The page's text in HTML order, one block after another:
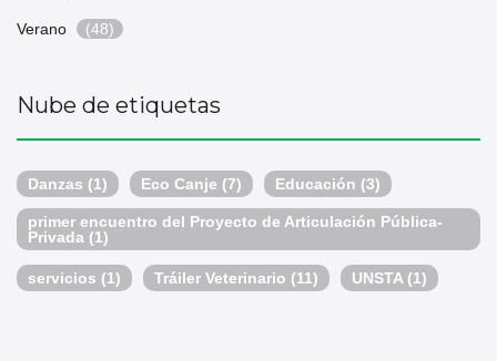
Verano (48)
Nube de etiquetas
Danzas (1) Eco Canje (7) Educación (3)
primer encuentro del Proyecto de Articulación Pública-
Privada (1)
servicios (1) Tráiler Veterinario (11) UNSTA (1)